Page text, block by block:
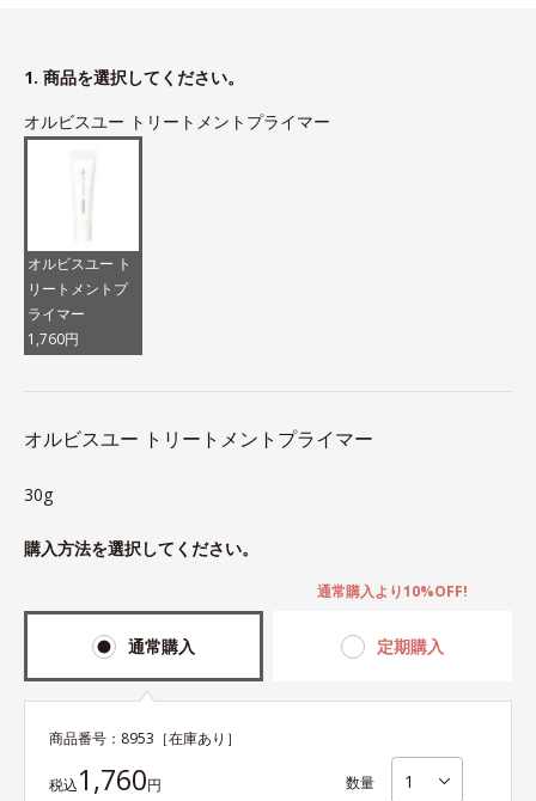
1. 商品を選択してください。
オルビスユー トリートメントプライマー
オルビスユー ト
リートメントプ
ライマー
1,760円
オルビスユー トリートメントプライマー
30g
購入方法を選択してください。
通常購入 定期購入
通常購入より10%OFF!
商品番号： 8953 ［在庫あり］
税込1,760円 数量